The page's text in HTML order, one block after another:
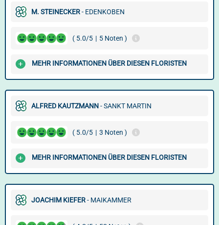
M. STEINECKER- EDENKOBEN
( 5.0/5 | 5 Noten )
MEHR INFORMATIONEN ÜBER DIESEN FLORISTEN
ALFRED KAUTZMANN- SANKT MARTIN
( 5.0/5 | 3 Noten )
MEHR INFORMATIONEN ÜBER DIESEN FLORISTEN
JOACHIM KIEFER- MAIKAMMER